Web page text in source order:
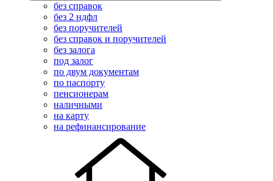
без справок
без 2 ндфл
без поручителей
без справок и поручителей
без залога
под залог
по двум документам
по паспорту
пенсионерам
наличными
на карту
на рефинансирование